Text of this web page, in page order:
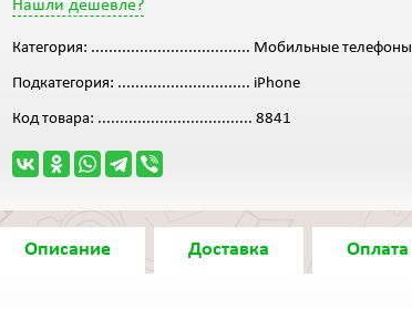
Нашли дешевле?
Категория: .................................... Мобильные телефоны
Подкатегория: .............................. iPhone
Код товара: ................................... 8841
Описание Доставка Оплата